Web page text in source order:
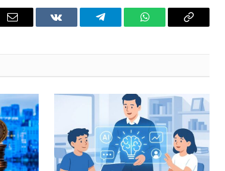
Email VKontakteTelegram WhatsAppCopy